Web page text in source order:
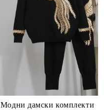
Модни дамски комплекти